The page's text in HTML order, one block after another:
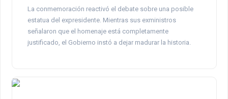
La conmemoración reactivó el debate sobre una posible
estatua del expresidente. Mientras sus exministros
señalaron que el homenaje está completamente
justificado, el Gobierno instó a dejar madurar la historia.